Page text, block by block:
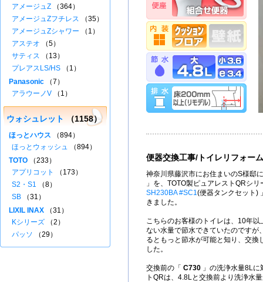
便器交換工事/トイレリフォーム
神奈川県藤沢市にお住まいのS様邸
」を、TOTO製ピュアレストQRシ
SH230BA #SC1(便器タンクセット)
きました。
こちらのお客様のトイレは、10年
ない水量で節水できていたのですが
るともっと節水が可能と知り、交換
した。
交換前の「 C730 」の洗浄水量8L
トQRは、4.8Lと交換前より洗浄水
アメージュZ （364）
アメージュZフチレス （35）
アメージュZシャワー （1）
アステオ （5）
サティス （13）
プレアスLS/HS （1）
Panasonic （7）
アラウーノV （1）
ウォシュレット （1158）
ほっとハウス （894）
ほっとウォッシュ （894）
TOTO （233）
アプリコット
（173）
S2・S1 （8）
SB （31）
LIXIL INAX （31）
Kシリーズ （2）
パッソ （29）